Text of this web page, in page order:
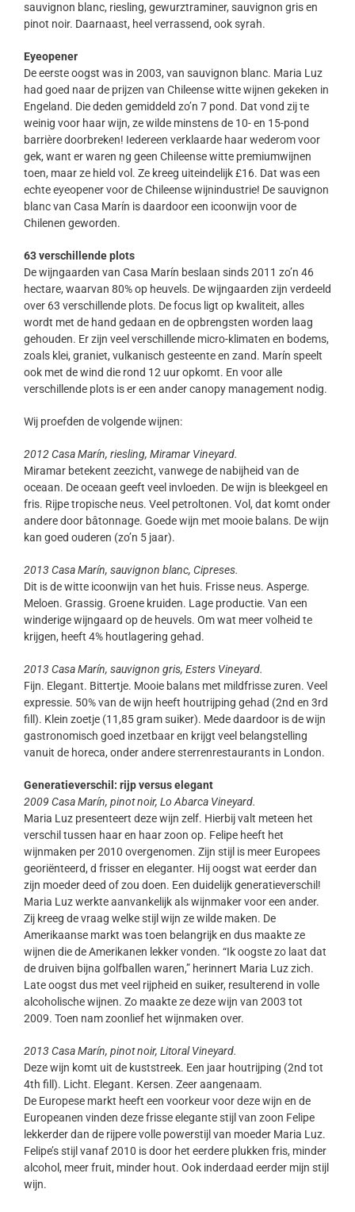
sauvignon blanc, riesling, gewurztraminer, sauvignon gris en
pinot noir. Daarnaast, heel verrassend, ook syrah.
Eyeopener
De eerste oogst was in 2003, van sauvignon blanc. Maria Luz
had goed naar de prijzen van Chileense witte wijnen gekeken in
Engeland. Die deden gemiddeld zo’n 7 pond. Dat vond zij te
weinig voor haar wijn, ze wilde minstens de 10- en 15-pond
barrière doorbreken! Iedereen verklaarde haar wederom voor
gek, want er waren ng geen Chileense witte premiumwijnen
toen, maar ze hield vol. Ze kreeg uiteindelijk £16. Dat was een
echte eyeopener voor de Chileense wijnindustrie! De sauvignon
blanc van Casa Marín is daardoor een icoonwijn voor de
Chilenen geworden.
63 verschillende plots
De wijngaarden van Casa Marín beslaan sinds 2011 zo’n 46
hectare, waarvan 80% op heuvels. De wijngaarden zijn verdeeld
over 63 verschillende plots. De focus ligt op kwaliteit, alles
wordt met de hand gedaan en de opbrengsten worden laag
gehouden. Er zijn veel verschillende micro-klimaten en bodems,
zoals klei, graniet, vulkanisch gesteente en zand. Marín speelt
ook met de wind die rond 12 uur opkomt. En voor alle
verschillende plots is er een ander canopy management nodig.
Wij proefden de volgende wijnen:
2012 Casa Marín, riesling, Miramar Vineyard.
Miramar betekent zeezicht, vanwege de nabijheid van de
oceaan. De oceaan geeft veel invloeden. De wijn is bleekgeel en
fris. Rijpe tropische neus. Veel petroltonen. Vol, dat komt onder
andere door bâtonnage. Goede wijn met mooie balans. De wijn
kan goed ouderen (zo’n 5 jaar).
2013 Casa Marín, sauvignon blanc, Cipreses.
Dit is de witte icoonwijn van het huis. Frisse neus. Asperge.
Meloen. Grassig. Groene kruiden. Lage productie. Van een
winderige wijngaard op de heuvels. Om wat meer volheid te
krijgen, heeft 4% houtlagering gehad.
2013 Casa Marín, sauvignon gris, Esters Vineyard.
Fijn. Elegant. Bittertje. Mooie balans met mildfrisse zuren. Veel
expressie. 50% van de wijn heeft houtrijping gehad (2nd en 3rd
fill). Klein zoetje (11,85 gram suiker). Mede daardoor is de wijn
gastronomisch goed inzetbaar en krijgt veel belangstelling
vanuit de horeca, onder andere sterrenrestaurants in London.
Generatieverschil: rijp versus elegant
2009 Casa Marín, pinot noir, Lo Abarca Vineyard.
Maria Luz presenteert deze wijn zelf. Hierbij valt meteen het
verschil tussen haar en haar zoon op. Felipe heeft het
wijnmaken per 2010 overgenomen. Zijn stijl is meer Europees
georiënteerd, d frisser en eleganter. Hij oogst wat eerder dan
zijn moeder deed of zou doen. Een duidelijk generatieverschil!
Maria Luz werkte aanvankelijk als wijnmaker voor een ander.
Zij kreeg de vraag welke stijl wijn ze wilde maken. De
Amerikaanse markt was toen belangrijk en dus maakte ze
wijnen die de Amerikanen lekker vonden. “Ik oogste zo laat dat
de druiven bijna golfballen waren,” herinnert Maria Luz zich.
Late oogst dus met veel rijpheid en suiker, resulterend in volle
alcoholische wijnen. Zo maakte ze deze wijn van 2003 tot
2009. Toen nam zoonlief het wijnmaken over.
2013 Casa Marín, pinot noir, Litoral Vineyard.
Deze wijn komt uit de kuststreek. Een jaar houtrijping (2nd tot
4th fill). Licht. Elegant. Kersen. Zeer aangenaam.
De Europese markt heeft een voorkeur voor deze wijn en de
Europeanen vinden deze frisse elegante stijl van zoon Felipe
lekkerder dan de rijpere volle powerstijl van moeder Maria Luz.
Felipe’s stijl vanaf 2010 is door het eerdere plukken fris, minder
alcohol, meer fruit, minder hout. Ook inderdaad eerder mijn stijl
wijn.